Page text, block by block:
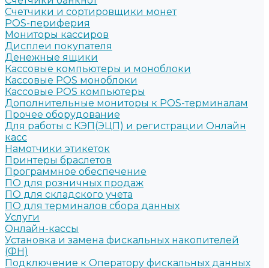
Счетчики и сортировщики монет
POS-периферия
Мониторы кассиров
Дисплеи покупателя
Денежные ящики
Кассовые компьютеры и моноблоки
Кассовые POS моноблоки
Кассовые POS компьютеры
Дополнительные мониторы к POS-терминалам
Прочее оборудование
Для работы с КЭП(ЭЦП) и регистрации Онлайн
касс
Намотчики этикеток
Принтеры браслетов
Программное обеспечение
ПО для розничных продаж
ПО для складского учета
ПО для терминалов сбора данных
Услуги
Онлайн-кассы
Установка и замена фискальных накопителей
(ФН)
Подключение к Оператору фискальных данных